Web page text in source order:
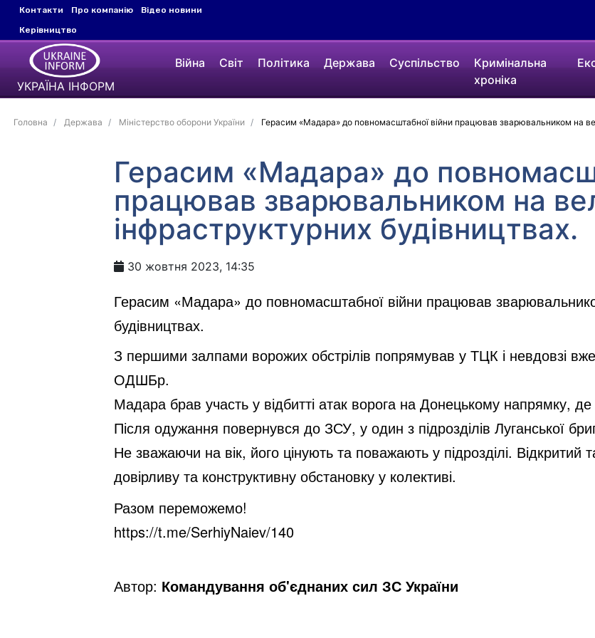
Контакти Про компанію
Відео новини
Керівництво
УКРАЇНА ІНФОРМ
Війна Світ Політика Держава Суспільство
Кримінальна
хроніка
Головна Держава Міністерство оборони України Герасим «Мадара» до повномасштабної війни працював зварювальником на
Герасим «Мадара» до
працював зварювальником на
інфраструктурних будівництвах.
30 жовтня 2023, 14:35
Герасим «Мадара» до повномасштабної війни працював
будівництвах.
З першими залпами ворожих обстрілів попрямував у ТЦК і невдовзі
ОДШБр.
Мадара брав участь у відбитті атак ворога на Донецькому напрямку,
Після одужання повернувся до ЗСУ, у один з підрозділів Луганської
Не зважаючи на вік, його цінують та поважають у підрозділі.
довірливу та конструктивну обстановку у колективі.
Разом переможемо!
https://t.me/SerhiyNaiev/140
Автор: Командування об'єднаних сил ЗС України